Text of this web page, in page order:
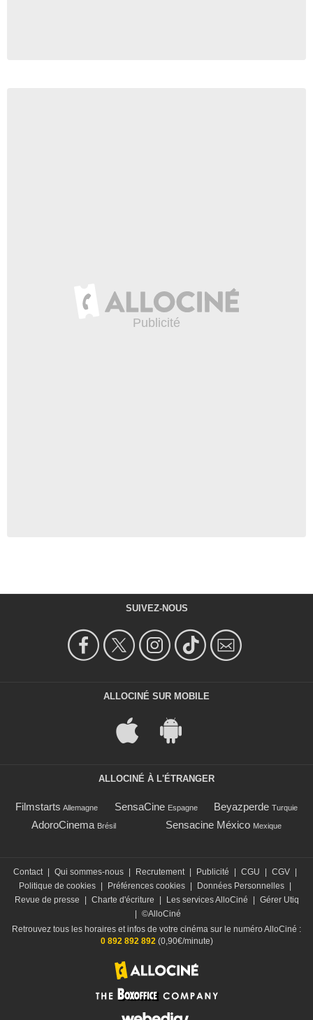
SUIVEZ-NOUS
ALLOCINÉ SUR MOBILE
ALLOCINÉ À L'ÉTRANGER
Filmstarts Allemagne SensaCine Espagne Beyazperde Turquie
AdoroCinema Brésil Sensacine México Mexique
Contact | Qui sommes-nous | Recrutement | Publicité | CGU | CGV |
Politique de cookies | Préférences cookies | Données Personnelles |
Revue de presse
| Charte d'écriture | Les services AlloCiné | Gérer Utiq
| ©AlloCiné
Retrouvez tous les horaires et infos de votre cinéma sur le numéro AlloCiné :
0 892 892 892(0,90€/minute)